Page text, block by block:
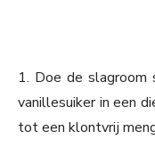
1. Doe de
vanillesuiker in een
tot een klontvrij